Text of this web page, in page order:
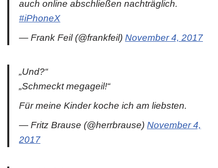
auch online abschließen nachträglich.
#iPhoneX
— Frank Feil (@frankfeil) November 4, 2017
„Und?“
„Schmeckt megageil!“
Für meine Kinder koche ich am liebsten.
— Fritz Brause (@herrbrause) November 4,
2017